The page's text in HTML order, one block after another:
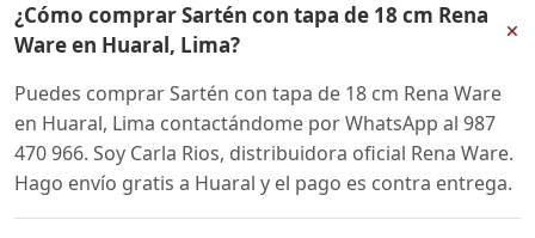
¿Cómo comprar Sartén con tapa de 18 cm Rena
Ware en Huaral, Lima?
+
Puedes comprar Sartén con tapa de 18 cm Rena Ware
en Huaral, Lima contactándome por WhatsApp al 987
470 966. Soy Carla Rios, distribuidora oficial Rena Ware.
Hago envío gratis a Huaral y el pago es contra entrega.